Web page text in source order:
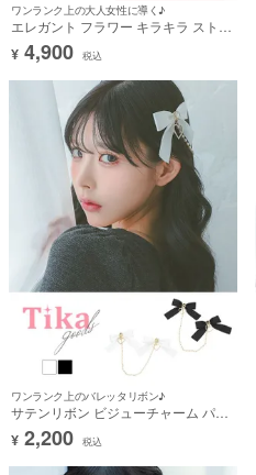
ワンランク上の大人女性に導く♪
エレガント フラワー キラキラ ストー
ン アクセサリー 2点セット [ネックレ
ス＋ピアス]
¥ 4,900 税込
ワンランク上のバレッタリボン♪
サテンリボン ビジューチャーム パー
ルチェーン ツイン バレッタ ヘアアク
セサリー
¥ 2,200 税込